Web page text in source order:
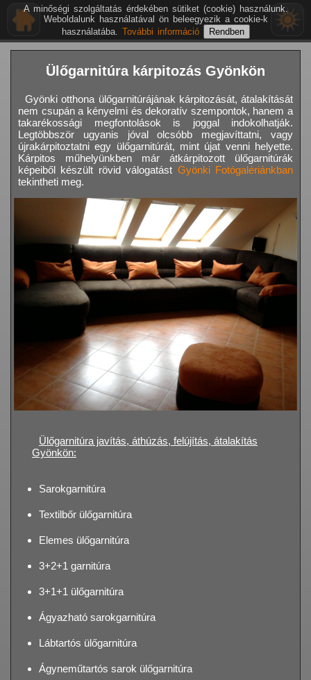
Ülőgarnitúra kárpitozás Gyönkön
Gyönki otthona ülőgarnitúrájának kárpitozását, átalakítását
nem csupán a kényelmi és dekoratív szempontok, hanem a
takarékossági megfontolások is joggal indokolhatják.
Legtöbbször ugyanis jóval olcsóbb megjavíttatni, vagy
újrakárpitoztatni egy ülőgarnitúrát, mint újat venni helyette.
Kárpitos műhelyünkben már átkárpitozott ülőgarnitúrák
képeiből készült rövid válogatást Gyönki Fotógalériánkban
tekintheti meg.
Ülőgarnitúra javítás, áthúzás, felújítás, átalakítás
Gyönkön:
Sarokgarnitúra
Textilbőr ülőgarnitúra
Elemes ülőgarnitúra
3+2+1 garnitúra
3+1+1 ülőgarnitúra
Ágyazható sarokgarnitúra
Lábtartós ülőgarnitúra
Ágyneműtartós sarok ülőgarnitúra
A minőségi szolgáltatás érdekében sütiket (cookie) használunk.
Weboldalunk használatával ön beleegyezik a cookie-k
használatába. További információ